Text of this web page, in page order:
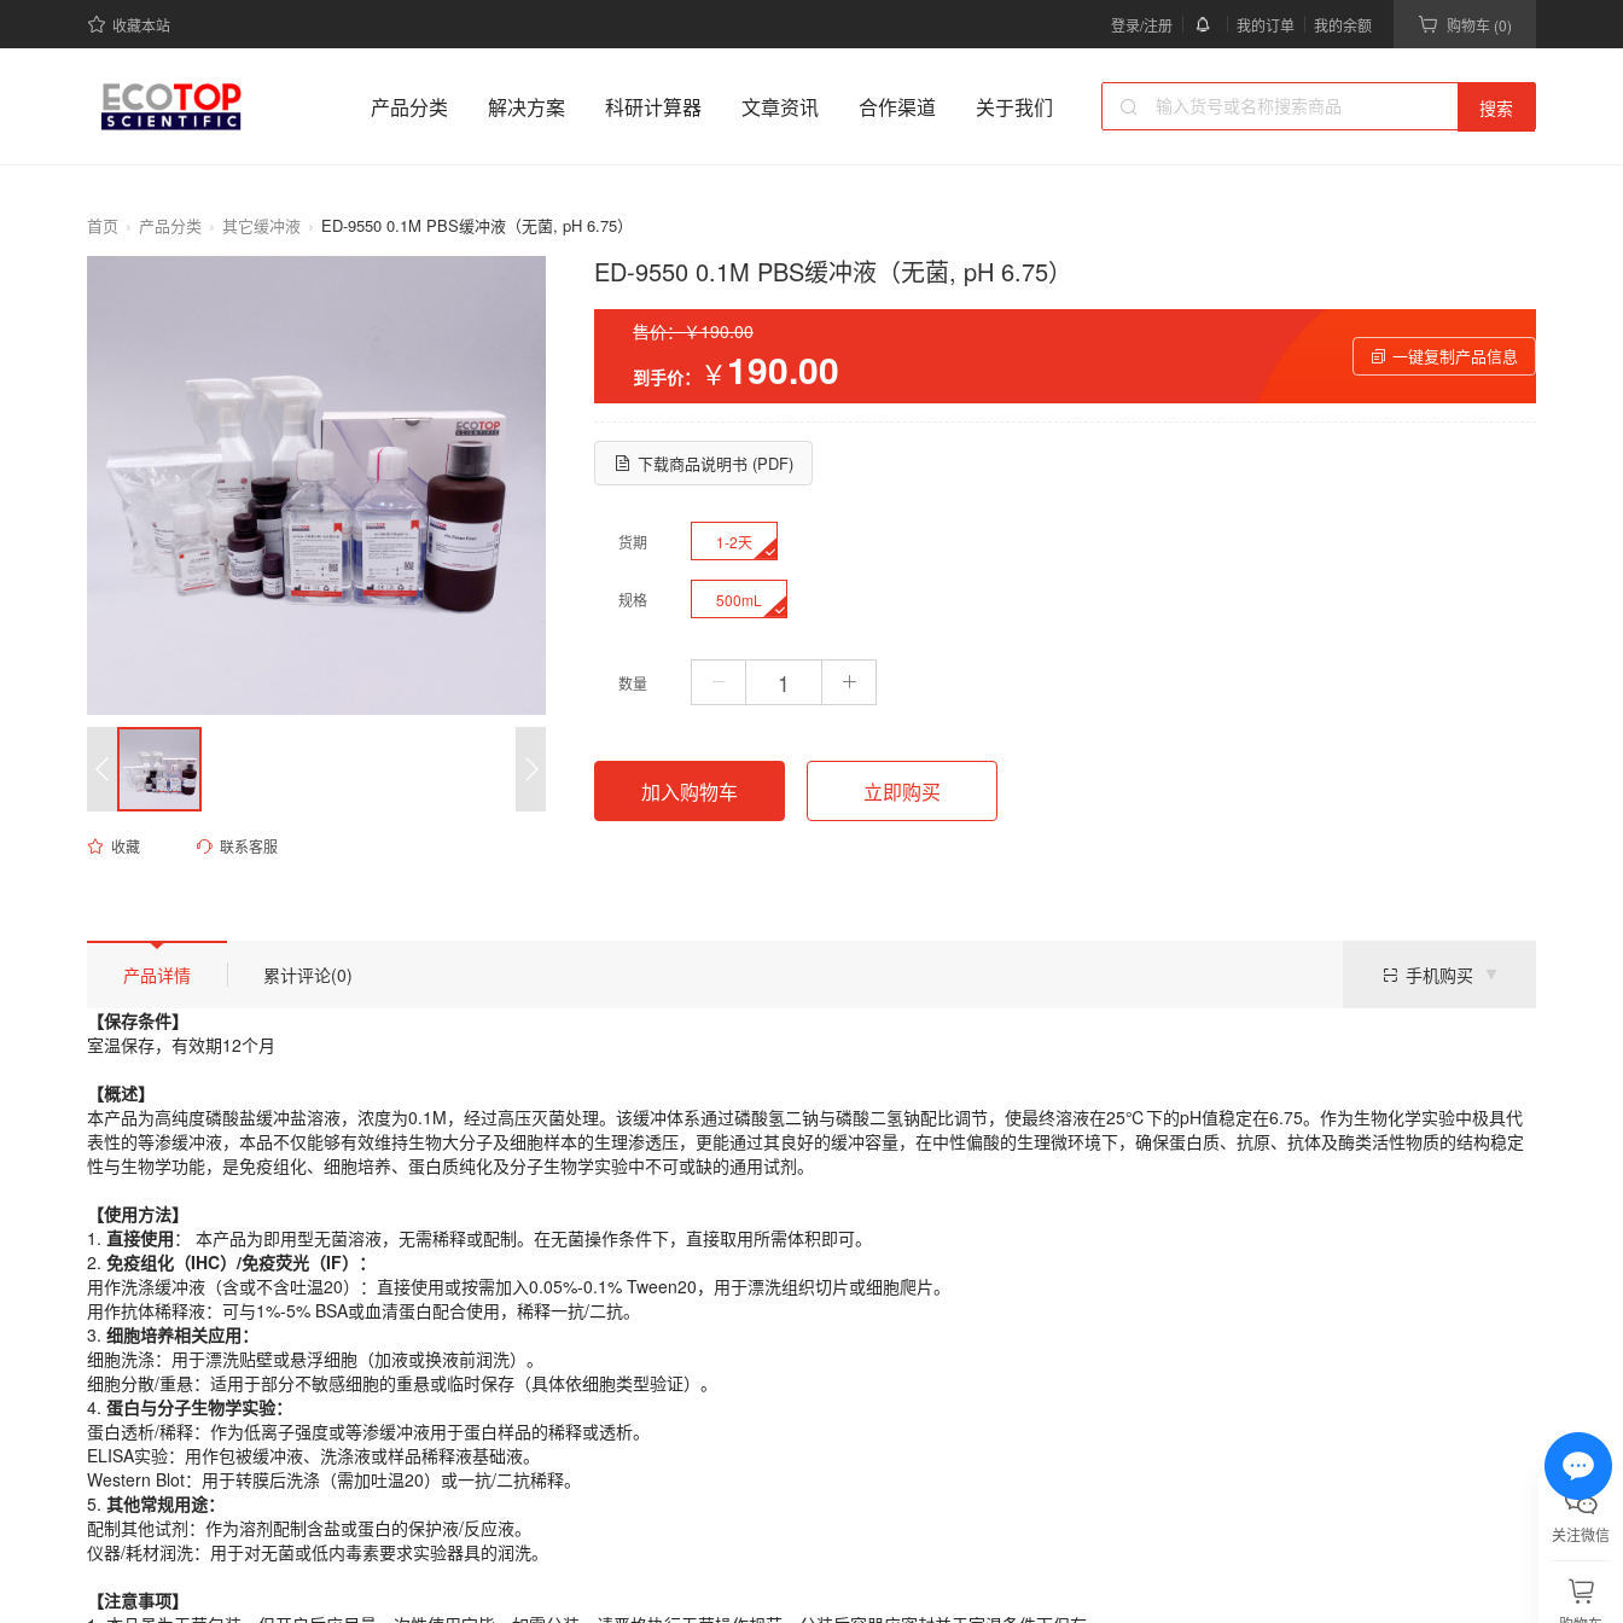
收藏本站 登录/注册 我的订单 我的余额 购物车 (0)
产品分类 解决方案 科研计算器 文章资讯 合作渠道 关于我们 搜索
首页 产品分类 其它缓冲液 ED-9550 0.1M PBS缓冲液（无菌, pH 6.75）
收藏 联系客服
ED-9550 0.1M PBS缓冲液（无菌, pH 6.75）
售价：￥190.00
到手价：
￥190.00 一键复制产品信息
下载商品说明书 (PDF)
货期 1-2天
规格 500mL
数量
加入购物车 立即购买
产品描述
【保存条件】
室温保存，有效期12个月
【概述】
【使用 方法】
1.直接使用： 本产品为即用型无菌溶液，无需稀释或配制。在无菌操作条件下，直接取用所需体积即可。
2.免疫组化（IHC）/免疫荧光（IF）：
用作洗涤缓冲液（含或不含吐温20）：直接使用或按需加入0.05%-0.1% Tween20，用于漂洗组织切片或细胞爬片。
用作抗体稀释液：可与1%-5% BSA或血清蛋白配合使用，稀释一抗/二抗。
3. 细胞培养相关应用：
细胞洗涤：用于漂洗贴壁或悬浮细胞（加液或换液前润洗）。
细胞分散/重悬：适用于部分不敏感细胞的重悬或临时保存（具体依细胞类型验证）。
4.蛋白与分子生物学实验：
蛋白透析/稀释：作为低离子强度或等渗缓冲液用于蛋白样品的稀释或透析。
ELISA实验：用作包被缓冲液、洗涤液或样品稀释液基础液。
Western Blot：用于转膜后洗涤（需加吐温20）或一抗/二抗稀释。
5. 其他常规用途：
配制其他试剂：作为溶剂配制含盐或蛋白的保护液/反应液。
仪器/耗材润洗：用于对无菌或低内毒素要求实验器具的润洗。
【注意事项】
1. 本品虽为无菌包装，但开启后应尽量一次性使用完毕，如需分装，请严格执行无菌操作规范，分装后容器应密封并于室温条件下保存。
2. 严禁与强酸、强碱及氧化剂直接接触，避免导致缓冲体系离子平衡破坏及析出沉淀，若发现液体出现浑浊、絮状物或变色，请立即弃用。
产品规格
产品详情 累计评论(0)
手机购买
【保存条件】
室温保存，有效期12个月
【概述】
本产品为高纯度磷酸盐缓冲盐溶液，浓度为0.1M，经过高压灭菌处理。该缓冲体系通过磷酸氢二钠与磷酸二氢钠配比调节，使最终溶液在25℃下的pH值稳定在6.75。作为生物化学实验中极具代
表性的等渗缓冲液，本品不仅能够有效维持生物大分子及细胞样本的生理渗透压，更能通过其良好的缓冲容量，在中性偏酸的生理微环境下，确保蛋白质、抗原、抗体及酶类活性物质的结构稳定
性与生物学功能，是免疫组化、细胞培养、蛋白质纯化及分子生物学实验中不可或缺的通用试剂。
【使用方法】
1. 直接使用： 本产品为即用型无菌溶液，无需稀释或配制。在无菌操作条件下，直接取用所需体积即可。
2. 免疫组化（IHC）/免疫荧光（IF）：
用作洗涤缓冲液（含或不含吐温20）：直接使用或按需加入0.05%-0.1% Tween20，用于漂洗组织切片或细胞爬片。
用作抗体稀释液：可与1%-5% BSA或血清蛋白配合使用，稀释一抗/二抗。
3. 细胞培养相关应用：
细胞洗涤：用于漂洗贴壁或悬浮细胞（加液或换液前润洗）。
细胞分散/重悬：适用于部分不敏感细胞的重悬或临时保存（具体依细胞类型验证）。
4. 蛋白与分子生物学实验：
蛋白透析/稀释：作为低离子强度或等渗缓冲液用于蛋白样品的稀释或透析。
ELISA实验：用作包被缓冲液、洗涤液或样品稀释液基础液。
Western Blot：用于转膜后洗涤（需加吐温20）或一抗/二抗稀释。
5. 其他常规用途：
配制其他试剂：作为溶剂配制含盐或蛋白的保护液/反应液。
仪器/耗材润洗：用于对无菌或低内毒素要求实验器具的润洗。
【注意事项】
关注微信
TypeError: URL.parse is not a function
TypeError: URL.parse is not a function